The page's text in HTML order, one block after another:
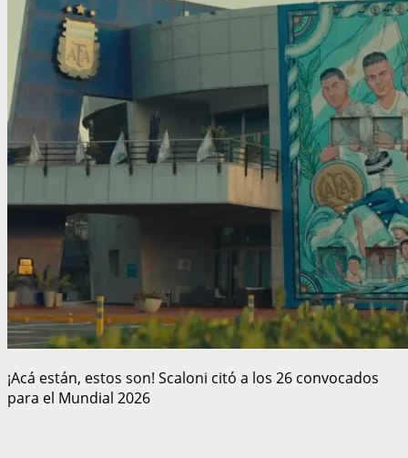
¡Acá están, estos son! Scaloni citó a los 26 convocados
para el Mundial 2026